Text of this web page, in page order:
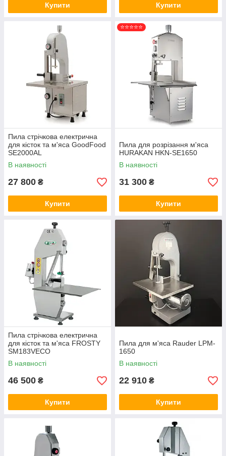
Купити Купити
Пила стрічкова електрична
для кісток та м'яса GoodFood
SE2000AL
В наявності
27 800 ₴
Купити
⭐⭐⭐⭐⭐
Пила для розрізання м'яса
HURAKAN HKN-SE1650
В наявності
31 300 ₴
Купити
Пила стрічкова електрична
для кісток та м'яса FROSTY
SM183VECO
В наявності
46 500 ₴
Купити
Пила для м'яса Rauder LPM-
1650
В наявності
22 910 ₴
Купити